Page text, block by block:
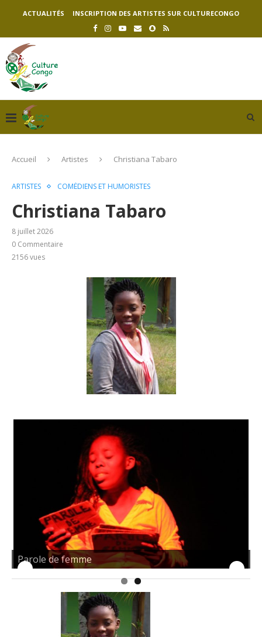
ACTUALITÉS INSCRIPTION DES ARTISTES SUR CULTURECONGO
Accueil Artistes Christiana Tabaro
ARTISTES COMÉDIENS ET HUMORISTES
Christiana Tabaro
8 juillet 2026
0 Commentaire
2156vues
Parole de femme